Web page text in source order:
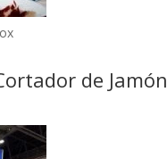
de Jamón